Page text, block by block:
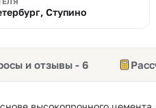
Ступино
и отзывы - 6